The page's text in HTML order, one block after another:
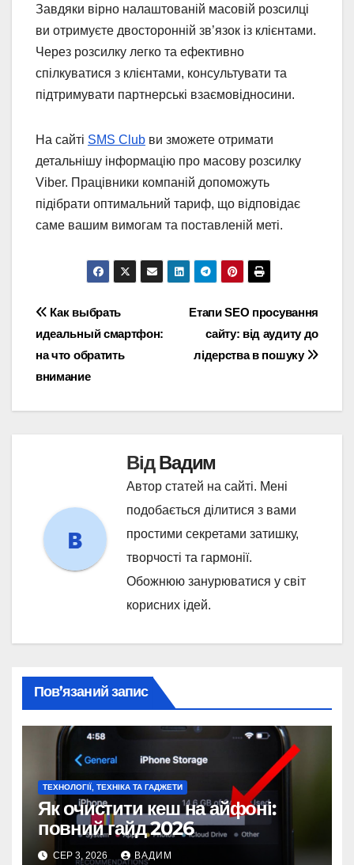
Завдяки вірно налаштованій масовій розсилці
ви отримуєте двосторонній зв’язок із клієнтами.
Через розсилку легко та ефективно
спілкуватися з клієнтами, консультувати та
підтримувати партнерські взаємовідносини.
На сайті SMS Club ви зможете отримати
детальнішу інформацію про масову розсилку
Viber. Працівники компаній допоможуть
підібрати оптимальний тариф, що відповідає
саме вашим вимогам та поставленій меті.
Навігація
записів
Етапи SEO просування
сайту: від аудиту до
лідерства в пошуку
Как выбрать
идеальный смартфон:
на что обратить
внимание
ВідВадим
Автор статей на сайті. Мені
подобається ділитися з вами
простими секретами затишку,
творчості та гармонії.
Обожнюю занурюватися у світ
корисних ідей.
Пов’язаний запис
ТЕХНОЛОГІЇ, ТЕХНІКА ТА ГАДЖЕТИ
Як очистити кеш на айфоні:
повний гайд 2026
СЕР 3, 2026 ВАДИМ